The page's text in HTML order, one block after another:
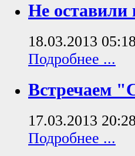
Не оставили
18.03.2013 05:18
Подробнее ...
Встречаем
17.03.2013 20:28
Подробнее ...